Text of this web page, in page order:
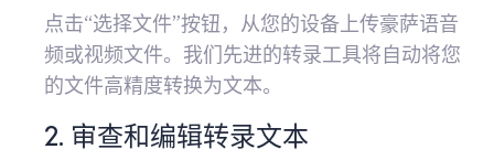
点击“选择文件”按钮，从您的设备上传豪萨语音
频或视频文件。我们先进的转录工具将自动将您
的文件高精度转换为文本。
2. 审查和编辑转录文本